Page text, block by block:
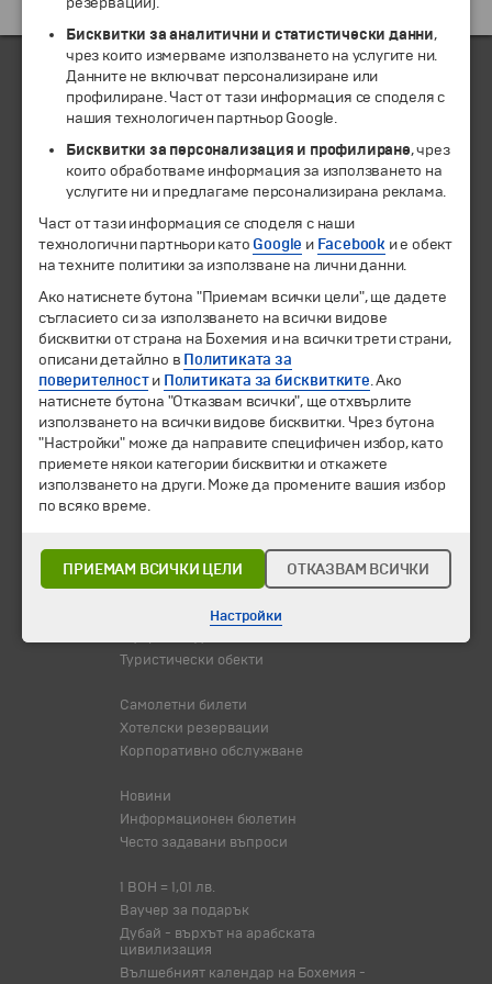
ЧЛЕН НА
© 1994-2026 Бохемия ООД.Всички права запазени.
Екскурзии и почивки
Направления
Календар
Всички програми от А до Я
Горещи оферти
Потвърдени дати
Туристически обекти
Самолетни билети
Хотелски резервации
Корпоративно обслужване
Новини
Информационен бюлетин
Често задавани въпроси
1 BOH = 1,01 лв.
Ваучер за подарък
Дубай - върхът на арабската
цивилизация
Вълшебният календар на Бохемия -
Бисквитки за аналитични и статистически данни,
чрез които измерваме използването на услугите ни.
Данните не включват персонализиране или
профилиране. Част от тази информация се споделя с
нашия технологичен партньор Google.
Бисквитки за персонализация и профилиране, чрез
които обработваме информация за използването на
услугите ни и предлагаме персонализирана реклама.
Част от тази информация се споделя с наши
технологични партньори като Google и Facebook и е обект
на техните политики за използване на лични данни.
Ако натиснете бутона "Приемам всички цели", ще дадете
съгласието си за използването на всички видове
бисквитки от страна на Бохемия и на всички трети страни,
описани детайлно в Политиката за
поверителности Политиката за бисквитките. Ако
натиснете бутона "Отказвам всички", ще отхвърлите
използването на всички видове бисквитки. Чрез бутона
"Настройки" може да направите специфичен избор, като
приемете някои категории бисквитки и откажете
използването на други. Може да промените вашия избор
по всяко време.
ПРИЕМАМ ВСИЧКИ ЦЕЛИ ОТКАЗВАМ ВСИЧКИ
Настройки